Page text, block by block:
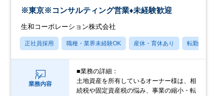
※東京※コンサルティング営業♦未経験歓迎
生和コーポレーション株式会社
正社員採用 職種・業界未経験OK 産休・育休あり 転勤なし
業務内容
■業務の詳細：
土地資産を所有しているオーナー様は、相
続税や固定資産税の悩み、事業の縮小・転